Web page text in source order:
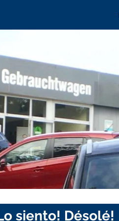
siento! Désolé!